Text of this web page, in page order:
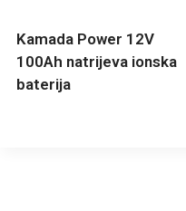
Kamada Power 12V
100Ah natrijeva ionska
baterija